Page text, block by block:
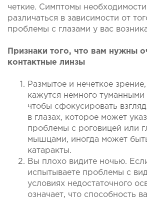
четкие. Симптомы необходимости
различаться в зависимости от
проблемы с глазами у вас
Признаки того, что вам нужны
контактные линзы
Размытое и нечеткое
кажутся немного
чтобы сфокусировать
в глазах, которое может
проблемы с роговицей или
мышцами, иногда может
катаракты.
Вы плохо видите ночью.
испытываете проблемы с
условиях недостаточного
означает, что способность